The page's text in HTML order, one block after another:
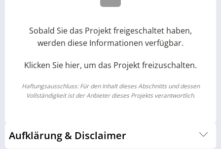
Sobald Sie das Projekt freigeschaltet haben,
werden diese Informationen verfügbar.
Klicken Sie hier, um das Projekt freizuschalten.
Haftungsausschluss: Für den Inhalt dieses Abschnitts und dessen
Vollständigkeit ist der Anbieter dieses Projekts verantwortlich.
Aufklärung & Disclaimer